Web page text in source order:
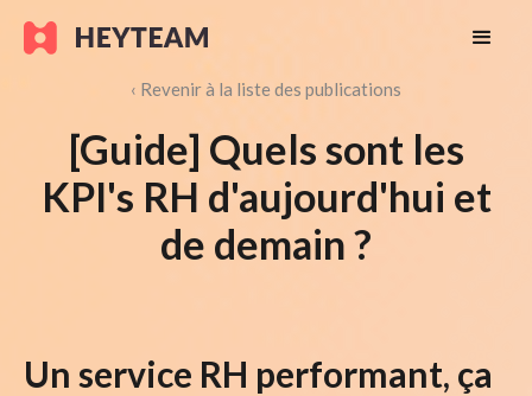
‹ Revenir à la liste des publications
[Guide] Quels sont les
KPI's RH d'aujourd'hui et
de demain ?
Un service RH performant, ça